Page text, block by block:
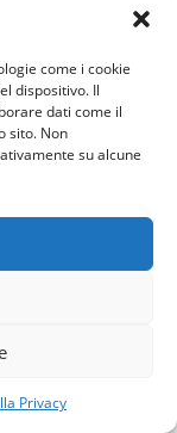
come i cookie
dispositivo. Il
dati come il
sito. Non
su alcune
Privacy